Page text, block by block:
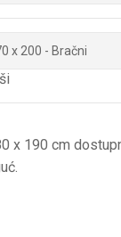
x 190 cm